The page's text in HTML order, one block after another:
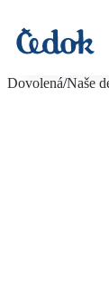
Dovolená/Naše